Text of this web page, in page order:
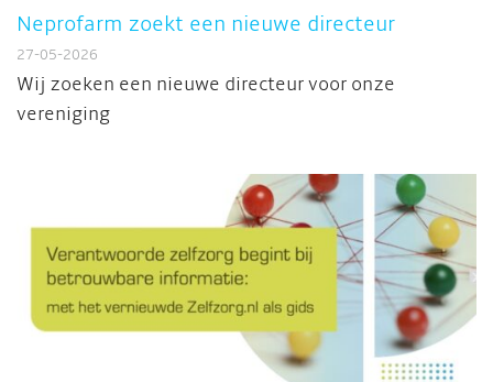
Neprofarm zoekt een nieuwe directeur
27-05-2026
Wij zoeken een nieuwe directeur voor onze
vereniging